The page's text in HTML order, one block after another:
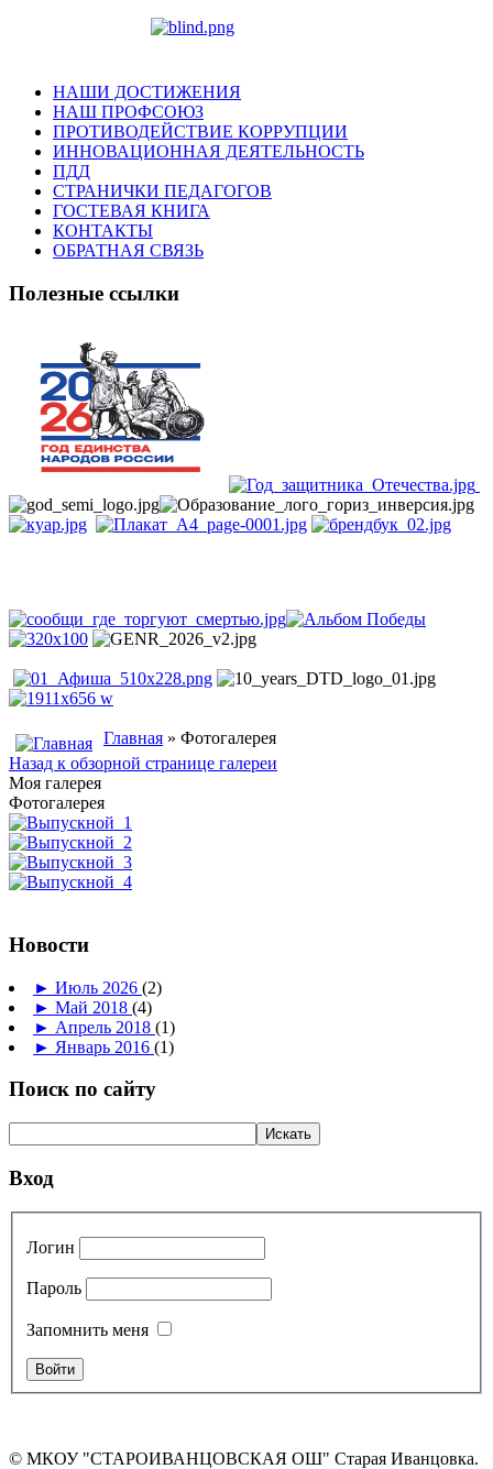
НАШИ ДОСТИЖЕНИЯ
НАШ ПРОФСОЮЗ
ПРОТИВОДЕЙСТВИЕ КОРРУПЦИИ
ИННОВАЦИОННАЯ ДЕЯТЕЛЬНОСТЬ
ПДД
СТРАНИЧКИ ПЕДАГОГОВ
ГОСТЕВАЯ КНИГА
КОНТАКТЫ
ОБРАТНАЯ СВЯЗЬ
Полезные ссылки
Главная » Фотогалерея
Назад к обзорной странице галереи
Моя галерея
Фотогалерея
Новости
► Июль 2026 (2)
► Май 2018 (4)
► Апрель 2018 (1)
► Январь 2016 (1)
Поиск по сайту
Вход
Логин
Пароль
Запомнить меня
© МКОУ "СТАРОИВАНЦОВСКАЯ ОШ" Старая Иванцовка.